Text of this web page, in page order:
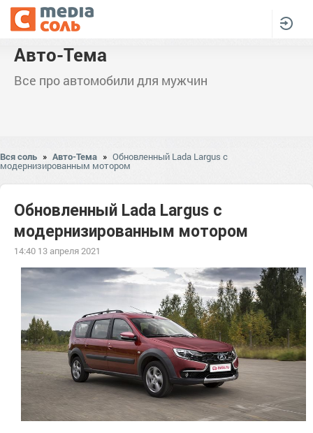
Авто-Тема
Все про автомобили для мужчин
Вся соль » Авто-Тема » Обновленный Lada Largus с
модернизированным мотором
Обновленный Lada Largus с
модернизированным мотором
14:40 13 апреля 2021